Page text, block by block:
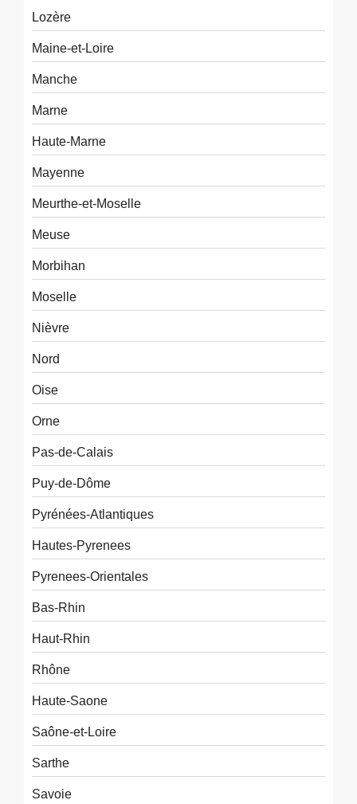
Lozère
Maine-et-Loire
Manche
Marne
Haute-Marne
Mayenne
Meurthe-et-Moselle
Meuse
Morbihan
Moselle
Nièvre
Nord
Oise
Orne
Pas-de-Calais
Puy-de-Dôme
Pyrénées-Atlantiques
Hautes-Pyrenees
Pyrenees-Orientales
Bas-Rhin
Haut-Rhin
Rhône
Haute-Saone
Saône-et-Loire
Sarthe
Savoie